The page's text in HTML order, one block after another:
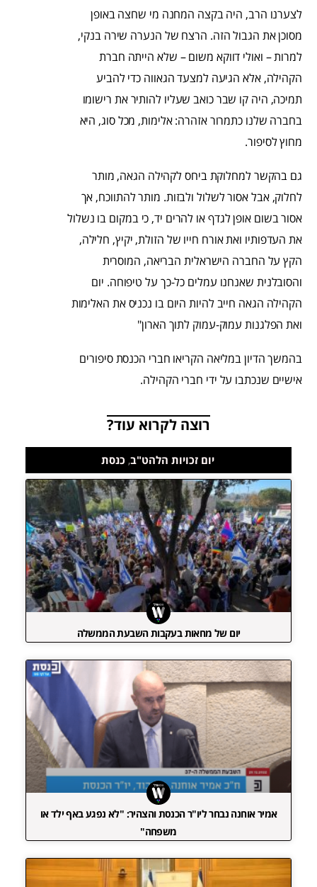
לצערנו הרב, היה בקצה המחנה מי שחצה באופן
מסוכן את הגבול הזה. הרצח של הנערה שירה בנקי,
למרות – ואולי דווקא משום – שלא הייתה חברת
הקהילה, אלא הגיעה למצעד הגאווה כדי להביע
תמיכה, היה קו שבר כואב שעליו להותיר את רישומו
בחברה שלנו כתמרור אזהרה: אלימות, מכל סוג, היא
מחוץ לסיפור.
גם בהקשר למחלוקת ביחס לקהילה הגאה, מותר
לחלוק, אבל אסור לשלול ולבזות. מותר להתווכח, אך
אסור בשום אופן לגדף או להרים יד, כי במקום בו נשלול
את העדפותיו ואת אורח חייו של הזולת, יקיץ, חלילה,
הקץ על החברה הישראלית הבריאה, המוסרית
והסובלנית שאנחנו עמלים כל-כך על טיפוחה. יום
הקהילה הגאה חייב להיות היום בו נכניס את האלימות
ואת הפלגנות עמוק-עמוק לתוך הארון"
בהמשך הדיון במליאה הקריאו חברי הכנסת סיפורים
אישיים שנכתבו על ידי חברי הקהילה.
רוצה לקרוא עוד?
יום זכויות הלהט"ב, כנסת
יום של מחאות בעקבות השבעת הממשלה
אמיר אוחנה נבחר ליו"ר הכנסת והצהיר: "לא נפגע באף ילד או
משפחה"